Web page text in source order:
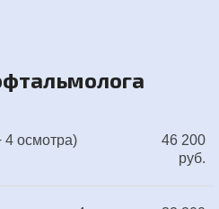
4 осмотра)
46 200
руб.